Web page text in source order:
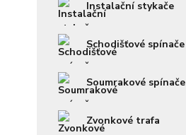
Instalační stykače
Schodišťové spínače
Soumrakové spínače
Zvonkové trafa